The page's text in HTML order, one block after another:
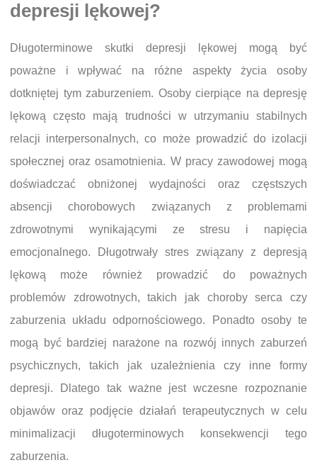
depresji lękowej?
Długoterminowe skutki depresji lękowej mogą być
poważne i wpływać na różne aspekty życia osoby
dotkniętej tym zaburzeniem. Osoby cierpiące na depresję
lękową często mają trudności w utrzymaniu stabilnych
relacji interpersonalnych, co może prowadzić do izolacji
społecznej oraz osamotnienia. W pracy zawodowej mogą
doświadczać obniżonej wydajności oraz częstszych
absencji chorobowych związanych z problemami
zdrowotnymi wynikającymi ze stresu i napięcia
emocjonalnego. Długotrwały stres związany z depresją
lękową może również prowadzić do poważnych
problemów zdrowotnych, takich jak choroby serca czy
zaburzenia układu odpornościowego. Ponadto osoby te
mogą być bardziej narażone na rozwój innych zaburzeń
psychicznych, takich jak uzależnienia czy inne formy
depresji. Dlatego tak ważne jest wczesne rozpoznanie
objawów oraz podjęcie działań terapeutycznych w celu
minimalizacji długoterminowych konsekwencji tego
zaburzenia.